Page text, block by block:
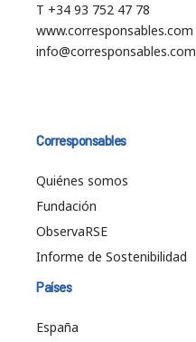
T +34 93 752 47 78
www.corresponsables.com
info@corresponsables.com
Corresponsables
Quiénes somos
Fundación
ObservaRSE
Informe de Sostenibilidad
Países
España